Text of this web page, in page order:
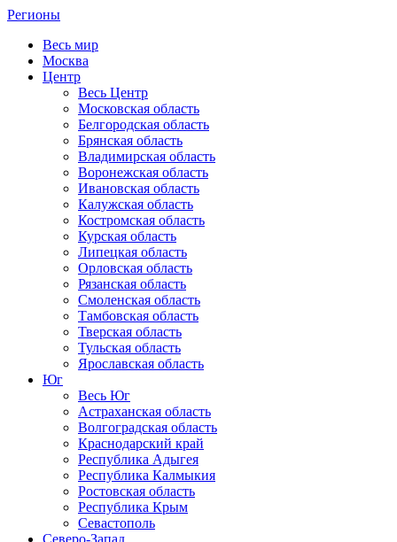
Регионы
Весь мир
Москва
Центр
Весь Центр
Московская область
Белгородская область
Брянская область
Владимирская область
Воронежская область
Ивановская область
Калужская область
Костромская область
Курская область
Липецкая область
Орловская область
Рязанская область
Смоленская область
Тамбовская область
Тверская область
Тульская область
Ярославская область
Юг
Весь Юг
Астраханская область
Волгоградская область
Краснодарский край
Республика Адыгея
Республика Калмыкия
Ростовская область
Республика Крым
Севастополь
Северо-Запад